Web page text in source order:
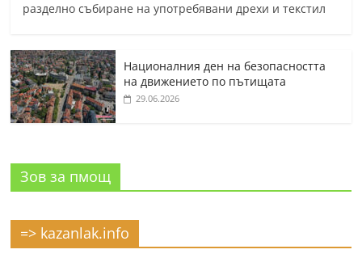
разделно събиране на употребявани дрехи и текстил
Националния ден на безопасността
на движението по пътищата
29.06.2026
Зов за пмощ
=> kazanlak.info